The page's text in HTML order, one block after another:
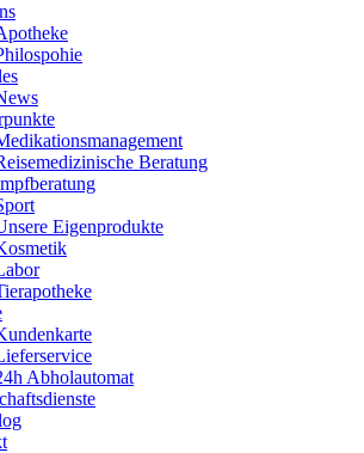
Beratung
Eigenprodukte
Abholautomat